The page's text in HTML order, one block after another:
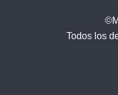
Todos los